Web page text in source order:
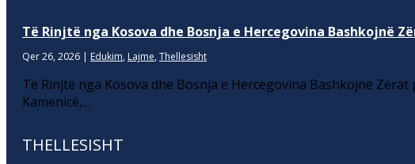
Të Rinjtë nga Kosova dhe Bosnja e Hercegovina Bashkojnë
Qer 26, 2026 | Edukim, Lajme, Thellesisht
Të Rinjtë nga Kosova dhe Bosnja e Hercegovina Bashkojnë
Kamenicë,...
THELLESISHT